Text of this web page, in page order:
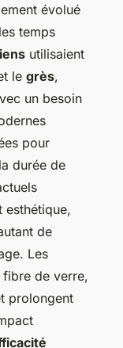
évolué
temps
utilisaient
le grès,
un besoin
pour
durée de
esthétique,
de
Les
fibre de verre,
prolongent